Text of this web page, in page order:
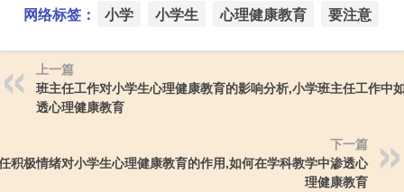
网络标签： 小学 小学生 心理健康教育 要注意
上一篇
班主任工作对小学生心理健康教育的影响分析,小学班主任工作中
透心理健康教育
下一篇
积极情绪对小学生心理健康教育的作用,如何在学科教学中渗透心
理健康教育